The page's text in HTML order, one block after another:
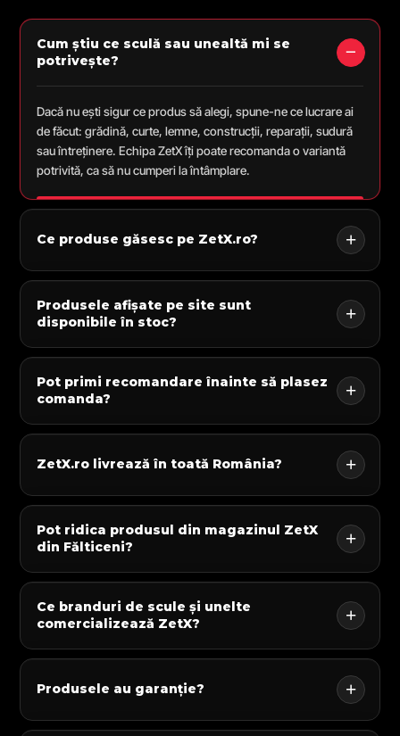
Cum știu ce sculă sau unealtă mi se
potrivește?
Dacă nu ești sigur ce produs să alegi, spune-ne ce lucrare ai
de făcut: grădină, curte, lemne, construcții, reparații, sudură
sau întreținere. Echipa ZetX îți poate recomanda o variantă
potrivită, ca să nu cumperi la întâmplare.
Ce produse găsesc pe ZetX.ro?
Produsele afișate pe site sunt
disponibile în stoc?
Pot primi recomandare înainte să plasez
comanda?
ZetX.ro livrează în toată România?
Pot ridica produsul din magazinul ZetX
din Fălticeni?
Ce branduri de scule și unelte
comercializează ZetX?
Produsele au garanție?